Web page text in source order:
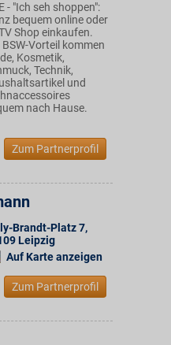
- "Ich seh shoppen":
bequem online oder
Shop einkaufen.
BSW-Vorteil kommen
Kosmetik,
Technik,
und
nach Hause.
Zum Partnerprofil
Brandt-Platz 7,
Leipzig
Auf Karte anzeigen
Zum Partnerprofil